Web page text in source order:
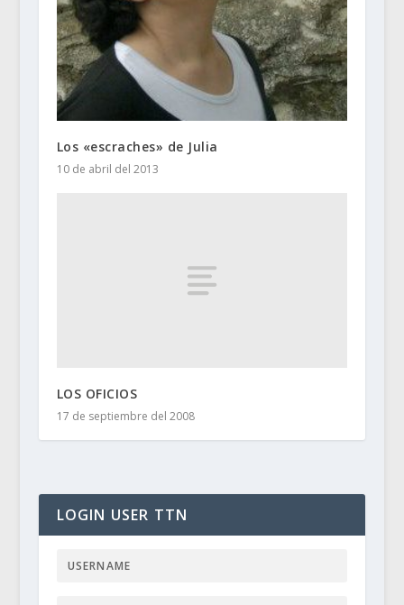
Los «escraches» de Julia
10 de abril del 2013
LOS OFICIOS
17 de septiembre del 2008
LOGIN USER TTN